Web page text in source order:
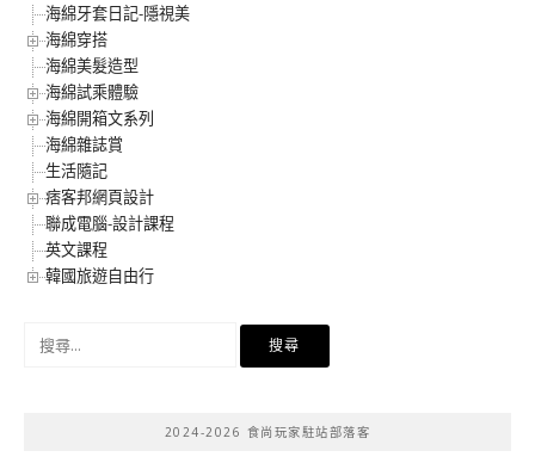
海綿牙套日記-隱視美
海綿穿搭
海綿美髮造型
海綿試乘體驗
海綿開箱文系列
海綿雜誌賞
生活隨記
痞客邦網頁設計
聯成電腦-設計課程
英文課程
韓國旅遊自由行
2024-2026 食尚玩家駐站部落客